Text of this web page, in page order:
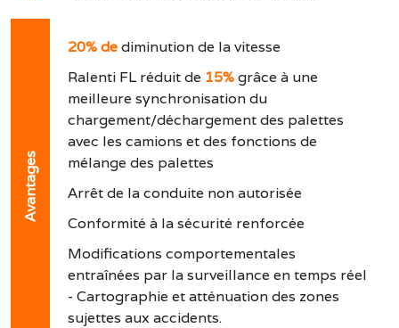
Avantages
20% dediminution de la vitesse
Ralenti FL réduit de 15%grâce à une
meilleure synchronisation du
chargement/déchargement des palettes
avec les camions et des fonctions de
mélange des palettes
Arrêt de la conduite non autorisée
Conformité à la sécurité renforcée
Modifications comportementales
entraînées par la surveillance en temps réel
- Cartographie et atténuation des zones
sujettes aux accidents.